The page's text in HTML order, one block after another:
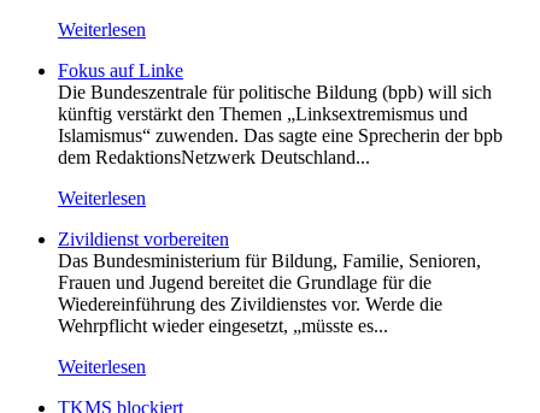
Weiterlesen
Fokus auf Linke
Die Bundeszentrale für politische Bildung (bpb) will sich
künftig verstärkt den Themen „Linksextremismus und
Islamismus“ zuwenden. Das sagte eine Sprecherin der bpb
dem RedaktionsNetzwerk Deutschland...
Weiterlesen
Zivildienst vorbereiten
Das Bundesministerium für Bildung, Familie, Senioren,
Frauen und Jugend bereitet die Grundlage für die
Wiedereinführung des Zivildienstes vor. Werde die
Wehrpflicht wieder eingesetzt, „müsste es...
Weiterlesen
TKMS blockiert